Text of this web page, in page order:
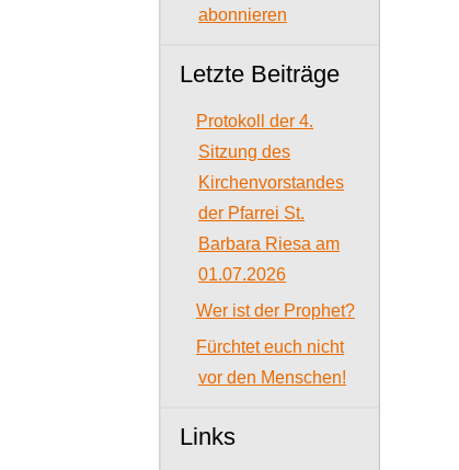
abonnieren
Letzte Beiträge
Protokoll der 4.
Sitzung des
Kirchenvorstandes
der Pfarrei St.
Barbara Riesa am
01.07.2026
Wer ist der Prophet?
Fürchtet euch nicht
vor den Menschen!
Links